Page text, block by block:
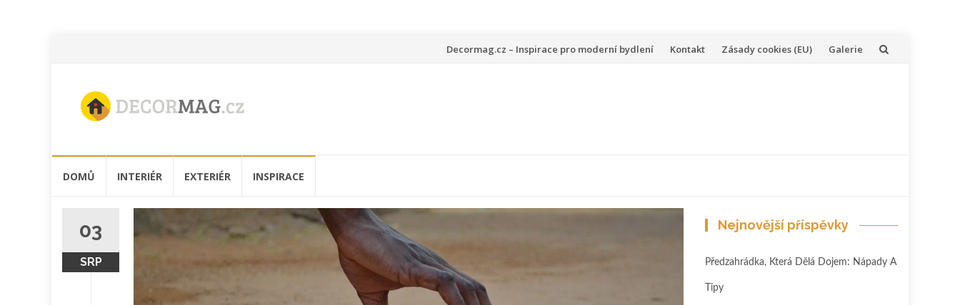
Přeskočit
Decormag.cz – Inspirace pro moderní bydlení Kontakt Zásady cookies (EU) Galerie
DOMŮ INTERIÉR EXTERIÉR INSPIRACE
03
SRP
Nejnovější příspěvky
Předzahrádka, Která Dělá Dojem: Nápady A
Tipy